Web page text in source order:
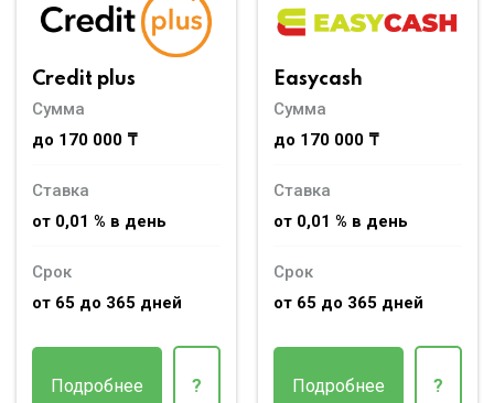
Credit plus
Сумма
до 170 000 ₸
Ставка
от 0,01 % в день
Срок
от 65 до 365 дней
Подробнее ?
Easycash
Сумма
до 170 000 ₸
Ставка
от 0,01 % в день
Срок
от 65 до 365 дней
Подробнее ?